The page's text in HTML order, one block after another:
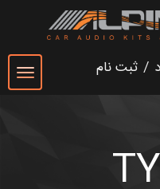
/ ثبت نام
Toggle
navigation
search